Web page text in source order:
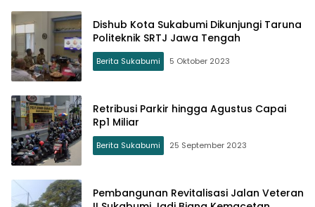
Dishub Kota Sukabumi Dikunjungi Taruna
Politeknik SRTJ Jawa Tengah
Berita Sukabumi 5 Oktober 2023
Retribusi Parkir hingga Agustus Capai
Rp1 Miliar
Berita Sukabumi 25 September 2023
Pembangunan Revitalisasi Jalan Veteran